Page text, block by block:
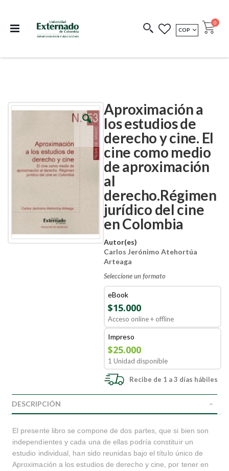
COEDICIONES REDIMIR CÓDIGO
MONEDA
COP Cart
0
Aproximación a
los estudios de
derecho y cine. El
cine como medio
de aproximación
al
derecho.Régimen
jurídico del cine
en Colombia
Autor(es)
Carlos Jerónimo Atehortúa
Arteaga
Seleccione un formato
eBook
$15.000
Acceso online + offline
Impreso
$25.000
1 Unidad disponible
Recibe de 1 a 3 días hábiles
Skip
gallery
Skip
gallery
DESCRIPCIÓN
El presente libro se compone de dos partes, que si bien son
independientes y cada una de ellas podría constituir un
estudio individual, han sido reunidas bajo el título único de
Aproximación a los estudios de derecho y cine, por tener en